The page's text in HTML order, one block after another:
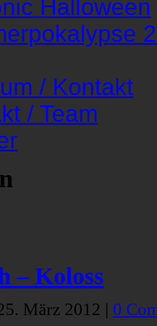
Halloween
/ Kontakt
/ Team
– Koloss
März 2012 | 0